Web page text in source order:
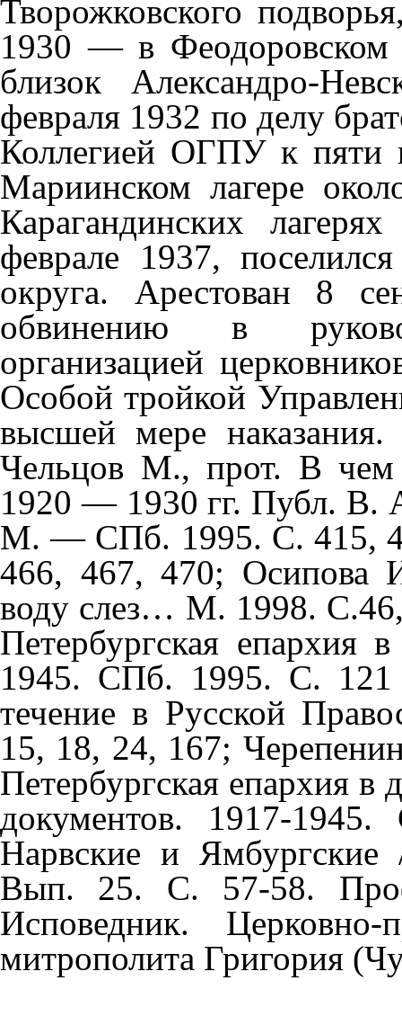
Творожковского
1930 — в Феодоровском
близок Александро-
февраля 1932 по делу
Коллегией ОГПУ к пяти
Мариинском лагере
Карагандинских
феврале 1937,
округа. Арестован 8
обвинению в
организацией
Особой тройкой
высшей мере наказания.
Чельцов М., прот. В чем
1920 — 1930 гг. Публ. В.
М. — СПб. 1995. С. 415,
466, 467, 470; Осипова
воду слез… М. 1998.
Петербургская
1945. СПб. 1995. С.
течение в Русской
15, 18, 24, 167; Черепени
Петербургская епархия в
документов. 1917-
Нарвские и
Вып. 25. С. 57-58.
Исповедник. Церковно-
митрополита Григория